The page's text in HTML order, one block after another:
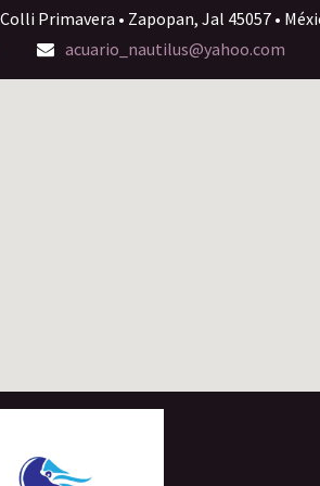
Primavera • Zapopan, Jal 45057 •
acuario_nautilus@yahoo.com